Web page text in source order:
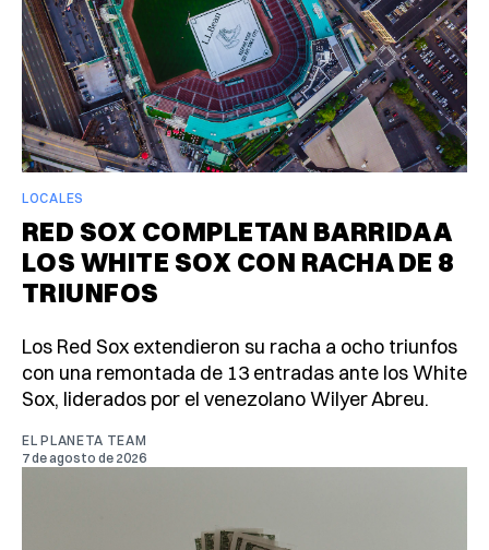
LOCALES
RED SOX COMPLETAN BARRIDA A
LOS WHITE SOX CON RACHA DE 8
TRIUNFOS
Los Red Sox extendieron su racha a ocho triunfos
con una remontada de 13 entradas ante los White
Sox, liderados por el venezolano Wilyer Abreu.
EL PLANETA TEAM
7 de agosto de 2026